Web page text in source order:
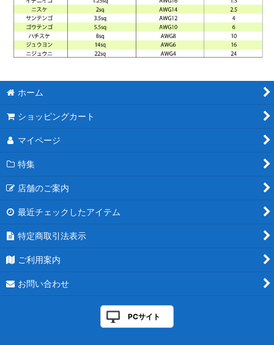
ホーム
ショッピングカート
マイページ
特集
店舗のご案内
最近チェックしたアイテム
特定商取引法表示
ご利用案内
お問い合わせ
PCサイト